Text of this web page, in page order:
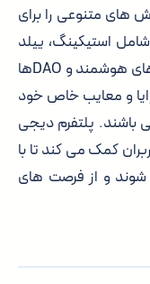
های متنوعی را برای
استیکینگ، ییلد
فارمینگ، وام دهی و مشارکت در قراردادهای هوشمند و DAOها
و معایب خاص خود
باشند. پلتفرم دیجی
کمک می کند تا با
شوند و از فرصت های